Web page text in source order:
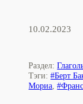
10.02.2023
Раздел:
Тэги:#Берт
Мориа,